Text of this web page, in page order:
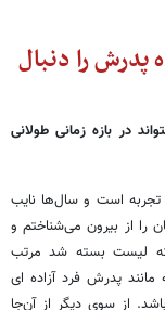
پدرش را دنبال
در بازه زمانی طولانی
تجربه است و سال‌ها نایب
از بیرون می‌شناختم و
که لیست بسته شد مرتب
پدرش فرد آزاده ای
از سوی دیگر از آن‌جا